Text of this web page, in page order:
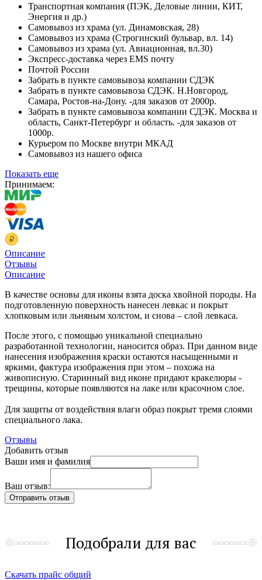
Транспортная компания (ПЭК, Деловые линии, КИТ,
Энергия и др.)
Самовывоз из храма (ул. Динамовская, 28)
Самовывоз из храма (Строгинский бульвар, вл. 14)
Самовывоз из храма (ул. Авиационная, вл.30)
Экспресс-доставка через EMS почту
Почтой России
Забрать в пункте самовывоза компании СДЭК
Забрать в пункте самовывоза СДЭК. Н.Новгород,
Самара, Ростов-на-Дону. -для заказов от 2000р.
Забрать в пункте самовывоза компании СДЭК. Москва и
область, Санкт-Петербург и область. -для заказов от
1000р.
Курьером по Москве внутри МКАД
Самовывоз из нашего офиса
Показать еще
Принимаем:
Описание
Отзывы
Описание
В качестве основы для иконы взята доска хвойной породы. На
подготовленную поверхность нанесен левкас и покрыт
хлопковым или льняным холстом, и снова – слой левкаса.
После этого, с помощью уникальной специально
разработанной технологии, наносится образ. При данном виде
нанесения изображения краски остаются насыщенными и
яркими, фактура изображения при этом – похожа на
живописную. Старинный вид иконе придают кракелюры -
трещины, которые появляются на лаке или красочном слое.
Для защиты от воздействия влаги образ покрыт тремя слоями
специального лака.
Отзывы
Добавить отзыв
Ваши имя и фамилия
Ваш отзыв:
Подобрали для вас
Скачать прайс общий